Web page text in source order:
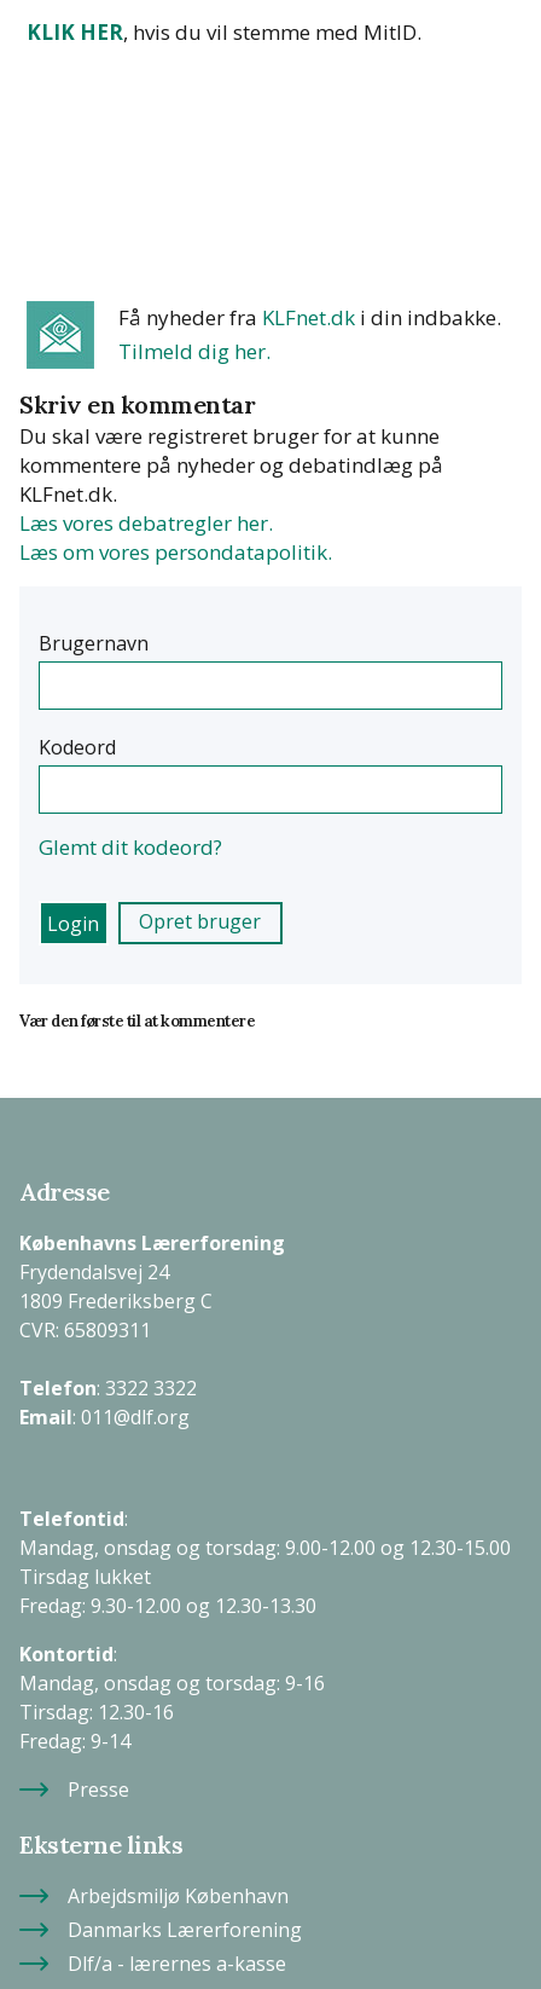
KLIK HER, hvis du vil stemme med MitID.
Få nyheder fra KLFnet.dk i din indbakke.
Tilmeld dig her.
Skriv en kommentar
Du skal være registreret bruger for at kunne
kommentere på nyheder og debatindlæg på
KLFnet.dk.
Læs vores debatregler her.
Læs om vores persondatapolitik.
Brugernavn
Kodeord
Glemt dit kodeord?
Opret bruger
Vær den første til at kommentere
Adresse
Københavns Lærerforening
Frydendalsvej 24
1809 Frederiksberg C
CVR: 65809311
Telefon: 3322 3322
Email: 011@dlf.org
Telefontid:
Mandag, onsdag og torsdag: 9.00-12.00 og 12.30-15.00
Tirsdag lukket
Fredag: 9.30-12.00 og 12.30-13.30
Kontortid:
Mandag, onsdag og torsdag: 9-16
Tirsdag: 12.30-16
Fredag: 9-14
Presse
Eksterne links
Arbejdsmiljø København
Danmarks Lærerforening
Dlf/a - lærernes a-kasse